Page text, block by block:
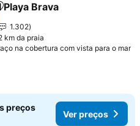
aos favoritos
Playa Brava
1.302
km da praia
na cobertura com vista para o mar
preços
Ver preços